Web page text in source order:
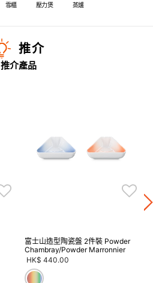
雪櫃 壓力煲 蒸爐
推介
推介產品
富士山造型陶瓷盤 2件裝 Powder
Chambray/Powder Marronnier
HK$ 440.00